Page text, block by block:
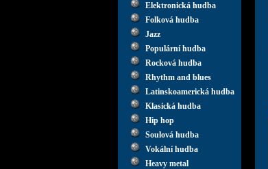
Elektronická hudba
Folková hudba
Jazz
Populární hudba
Rocková hudba
Rhythm and blues
Latinskoamerická hudba
Klasická hudba
Hip hop
Soulová hudba
Vokální hudba
Heavy metal